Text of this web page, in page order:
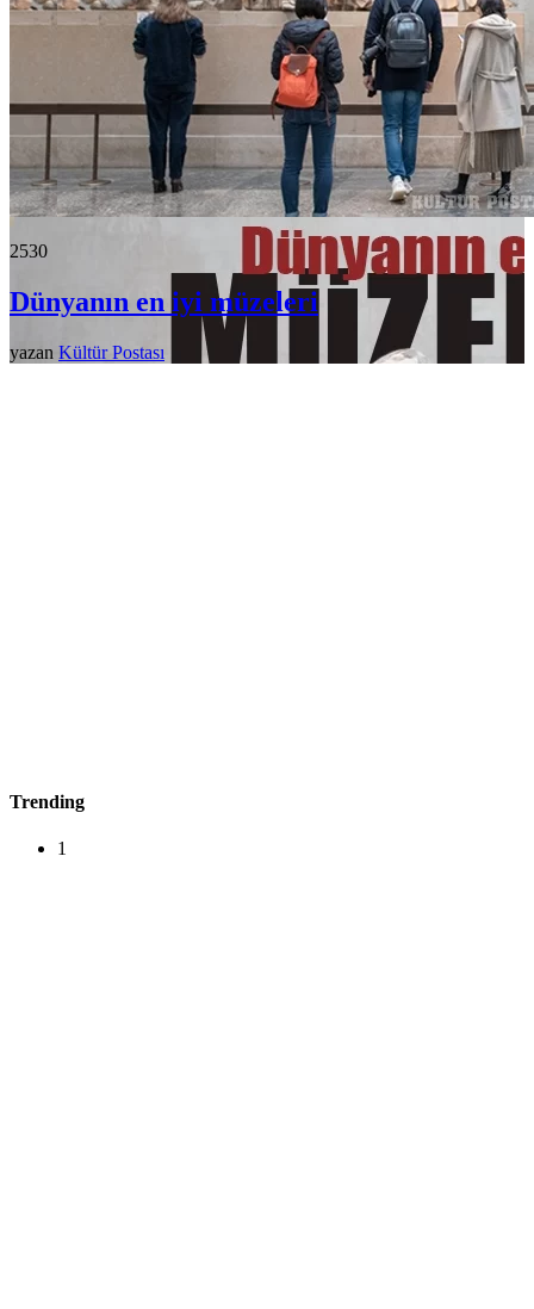
2530
Dünyanın en iyi müzeleri
yazan Kültür Postası
Trending
1